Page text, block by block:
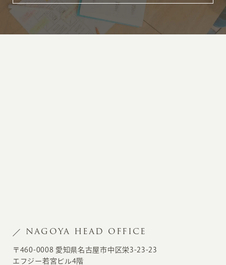
NAGOYA HEAD OFFICE
〒460-0008 愛知県名古屋市中区栄3-23-23
エフジー若宮ビル4階